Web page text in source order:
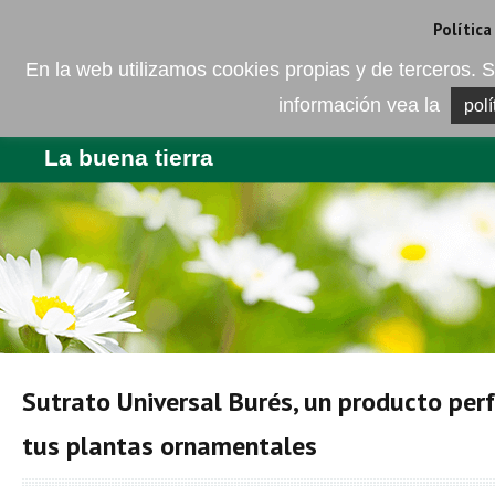
La buena tierra
EMPRESA PRODUCTOS
Sutrato Universal Burés, un producto
tus plantas ornamentales
Política
En la web utilizamos cookies propias y de terceros.
información vea la